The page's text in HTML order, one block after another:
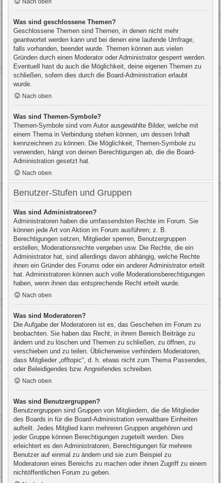
Nach oben
Was sind geschlossene Themen?
Geschlossene Themen sind Themen, in denen nicht mehr
geantwortet werden kann und bei denen eine laufende Umfrage,
falls vorhanden, beendet wurde. Themen können aus vielen
Gründen durch einen Moderator oder Administrator gesperrt werden.
Eventuell hast du auch die Möglichkeit, deine eigenen Themen zu
schließen, sofern dies durch die Board-Administration erlaubt
wurde.
Nach oben
Was sind Themen-Symbole?
Themen-Symbole sind vom Autor ausgewählte Bilder, welche mit
einem Thema in Verbindung stehen können, um dessen Inhalt
kennzeichnen zu können. Die Möglichkeit, Themen-Symbole zu
verwenden, hängt von deinen Berechtigungen ab, die die Board-
Administration gesetzt hat.
Nach oben
Benutzer-Stufen und Gruppen
Was sind Administratoren?
Administratoren haben die umfassendsten Rechte im Forum. Sie
können jede Art von Aktion im Forum ausführen; z. B.
Berechtigungen setzen, Mitglieder sperren, Benutzergruppen
erstellen, Moderationsrechte vergeben usw. Die Rechte, die ein
Administrator hat, sind allerdings davon abhängig, welche Rechte
ihnen ein Gründer des Forums oder ein anderer Administrator erteilt
hat. Administratoren können auch volle Moderationsberechtigungen
haben, wenn ihnen das entsprechende Recht erteilt wurde.
Nach oben
Was sind Moderatoren?
Die Aufgabe der Moderatoren ist es, das Geschehen im Forum zu
beobachten. Sie haben das Recht, in ihrem Bereich Beiträge zu
ändern und zu löschen und Themen zu schließen, zu öffnen, zu
verschieben und zu teilen. Üblicherweise verhindern Moderatoren,
dass Mitglieder „offtopic“, d. h. etwas nicht zum Thema Passendes,
oder Beleidigendes bzw. Angreifendes schreiben.
Nach oben
Was sind Benutzergruppen?
Benutzergruppen sind Gruppen von Mitgliedern, die die Mitglieder
des Boards in für die Board-Administration verwaltbare Einheiten
aufteilt. Jedes Mitglied kann mehreren Gruppen angehören und
jeder Gruppe können Berechtigungen zugeteilt werden. Dies
erleichtert es den Administratoren, Berechtigungen für mehrere
Benutzer auf einmal zu ändern und sie zum Beispiel zu
Moderatoren eines Bereichs zu machen oder ihnen Zugriff zu einem
nichtöffentlichen Forum zu geben.